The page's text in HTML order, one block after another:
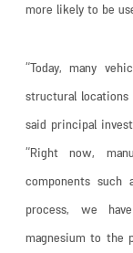
more likely to be
“Today, many
structural
said principal
“Right now,
components such
process, we
magnesium to the